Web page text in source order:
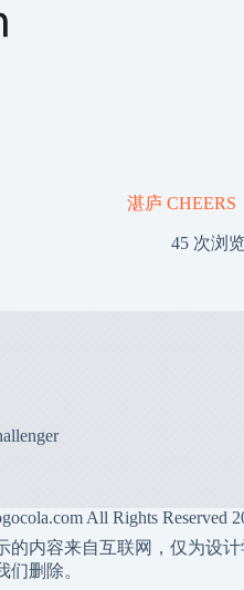
湛庐 CHEERS
45 次浏
All Rights Reserved
的内容来自互联网，仅为设
们删除。